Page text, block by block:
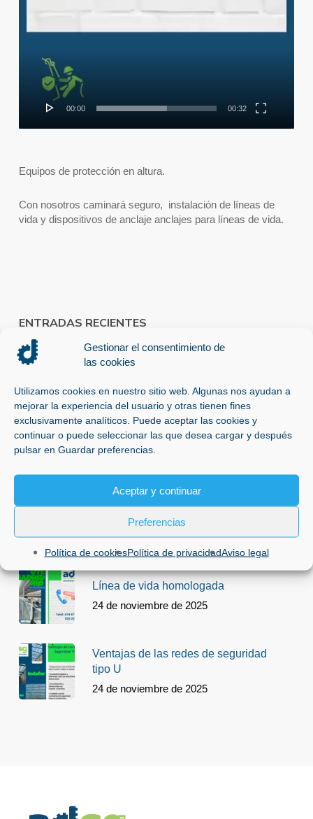
Gestionar el consentimiento de
las cookies
Utilizamos cookies en nuestro sitio web. Algunas nos ayudan a
mejorar la experiencia del usuario y otras tienen fines
exclusivamente analíticos. Puede aceptar las cookies y
continuar o puede seleccionar las que desea cargar y después
pulsar en Guardar preferencias.
Aceptar y continuar
Preferencias
Política de cookiesPolítica de privacidadAviso legal
00:00 00:32
Equipos de protección en altura.
Con nosotros caminará seguro, instalación de líneas de
vida y dispositivos de anclaje anclajes para líneas de vida.
ENTRADAS RECIENTES
ADSG les desea Felices Fiestas
Revisar redes de seguridad tipo S
17 de diciembre de 2025
U y Tipo S?
17 de diciembre de 2025
Línea de vida homologada
24 de noviembre de 2025
Ventajas de las redes de seguridad
tipo U
24 de noviembre de 2025